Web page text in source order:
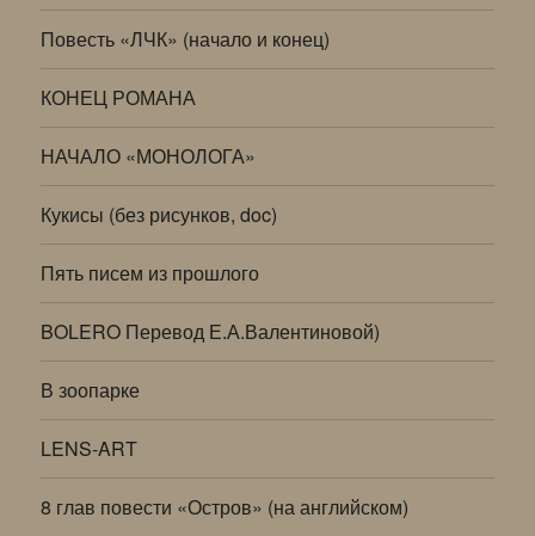
Повесть «ЛЧК» (начало и конец)
КОНЕЦ РОМАНА
НАЧАЛО «МОНОЛОГА»
Кукисы (без рисунков, doc)
Пять писем из прошлого
BOLERO Перевод Е.А.Валентиновой)
В зоопарке
LENS-ART
8 глав повести «Остров» (на английском)